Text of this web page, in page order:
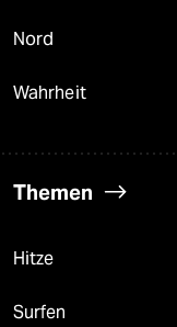
Nord
Wahrheit
Themen
Hitze
Surfen